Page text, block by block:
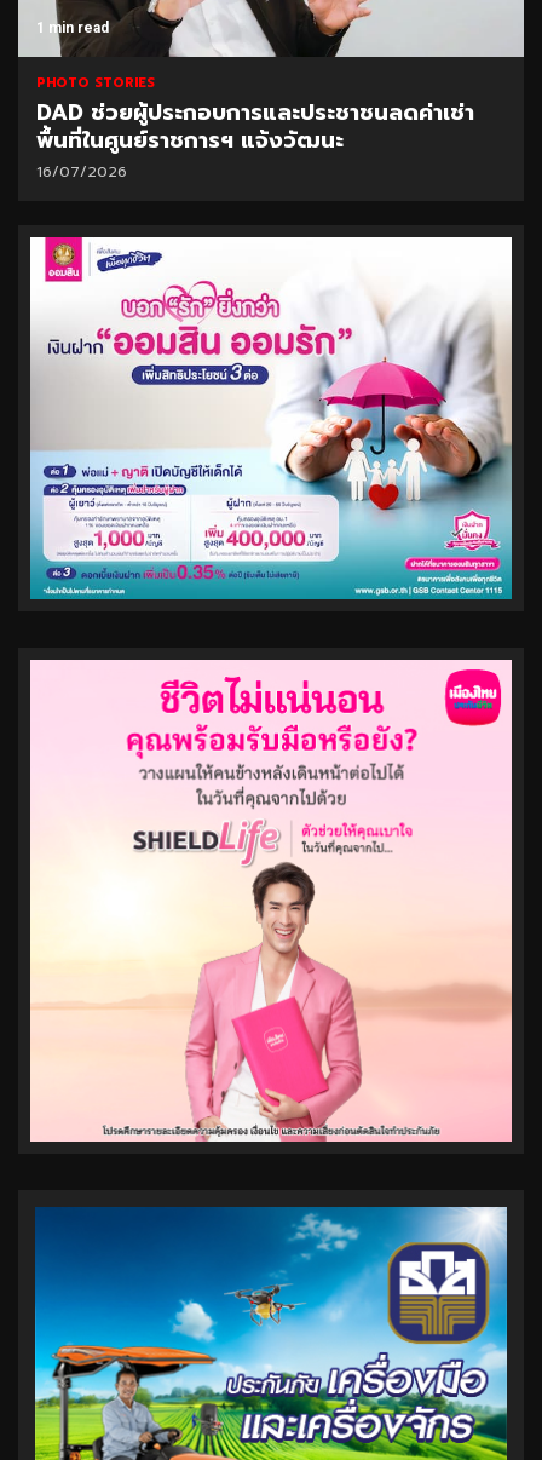
1 min read
PHOTO STORIES
DAD ช่วยผู้ประกอบการและประชาชนลดค่าเช่า
พื้นที่ในศูนย์ราชการฯ แจ้งวัฒนะ
16/07/2026